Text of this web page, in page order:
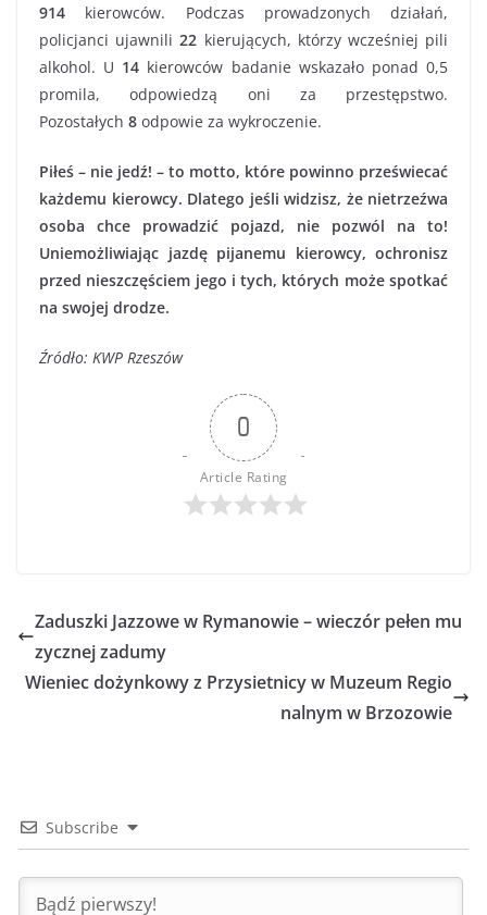
914 kierowców. Podczas prowadzonych działań,
policjanci ujawnili22 kierujących, którzy wcześniej pili
alkohol. U 14 kierowców badanie wskazało ponad 0,5
promila, odpowiedzą oni za przestępstwo.
Pozostałych 8 odpowie za wykroczenie.
Piłeś – nie jedź! – to motto, które powinno przeświecać
każdemu kierowcy. Dlatego jeśli widzisz, że nietrzeźwa
osoba chce prowadzić pojazd, nie pozwól na to!
Uniemożliwiając jazdę pijanemu kierowcy, ochronisz
przed nieszczęściem jego i tych, których może spotkać
na swojej drodze.
Źródło: KWP Rzeszów
0
Article Rating
Zaduszki Jazzowe w Rymanowie – wieczór pełen mu
zycznej zadumy
Wieniec dożynkowy z Przysietnicy w Muzeum Regio
nalnym w Brzozowie
Subscribe